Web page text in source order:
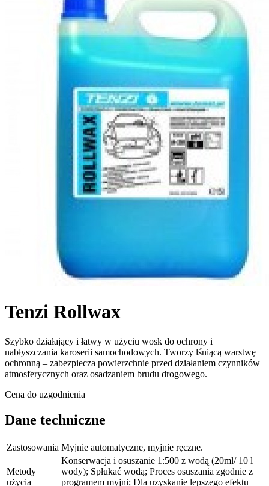
Tenzi Rollwax
Szybko działający i łatwy w użyciu wosk do ochrony i
nabłyszczania karoserii samochodowych. Tworzy lśniącą warstwę
ochronną – zabezpiecza powierzchnie przed działaniem czynników
atmosferycznych oraz osadzaniem brudu drogowego.
Cena do uzgodnienia
Dane techniczne
Zastosowania Myjnie automatyczne, myjnie ręczne.
Metody
użycia
Konserwacja i osuszanie 1:500 z wodą (20ml/ 10 l
wody); Spłukać wodą; Proces osuszania zgodnie z
programem myjni; Dla uzyskanie lepszego efektu